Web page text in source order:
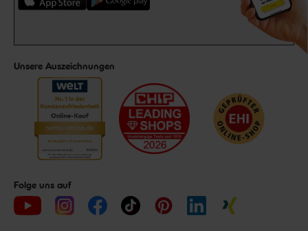
Unsere Auszeichnungen
Folge uns auf